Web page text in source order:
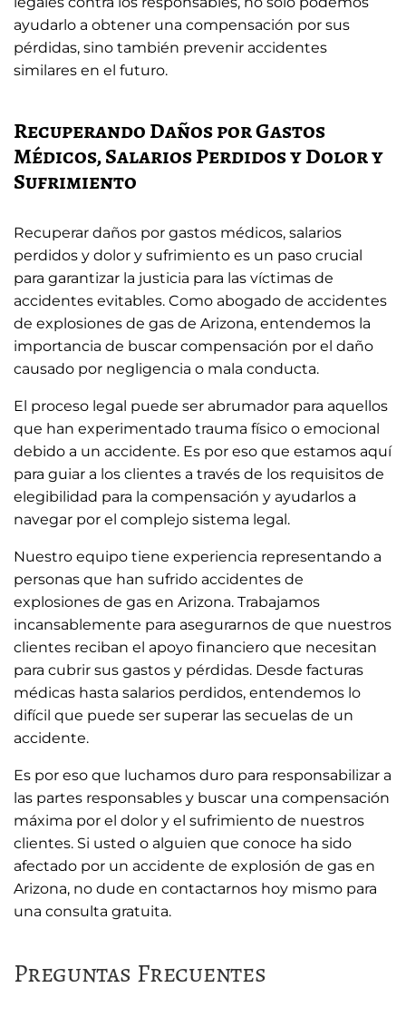
ayudarlo a obtener una compensación por sus
pérdidas, sino también prevenir accidentes
similares en el futuro.
Recuperando Daños por Gastos
Médicos, Salarios Perdidos y Dolor y
Sufrimiento
Recuperar daños por gastos médicos, salarios
perdidos y dolor y sufrimiento es un paso crucial
para garantizar la justicia para las víctimas de
accidentes evitables. Como abogado de accidentes
de explosiones de gas de Arizona, entendemos la
importancia de buscar compensación por el daño
causado por negligencia o mala conducta.
El proceso legal puede ser abrumador para aquellos
que han experimentado trauma físico o emocional
debido a un accidente. Es por eso que estamos aquí
para guiar a los clientes a través de los requisitos de
elegibilidad para la compensación y ayudarlos a
navegar por el complejo sistema legal.
Nuestro equipo tiene experiencia representando a
personas que han sufrido accidentes de
explosiones de gas en Arizona. Trabajamos
incansablemente para asegurarnos de que nuestros
clientes reciban el apoyo financiero que necesitan
para cubrir sus gastos y pérdidas. Desde facturas
médicas hasta salarios perdidos, entendemos lo
difícil que puede ser superar las secuelas de un
accidente.
Es por eso que luchamos duro para responsabilizar a
las partes responsables y buscar una compensación
máxima por el dolor y el sufrimiento de nuestros
clientes. Si usted o alguien que conoce ha sido
afectado por un accidente de explosión de gas en
Arizona, no dude en contactarnos hoy mismo para
una consulta gratuita.
Preguntas Frecuentes